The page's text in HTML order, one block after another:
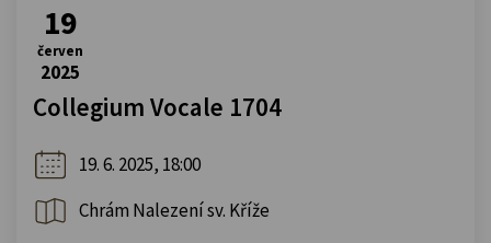
19
červen
2025
Collegium Vocale 1704
19. 6. 2025, 18:00
Chrám Nalezení sv. Kříže